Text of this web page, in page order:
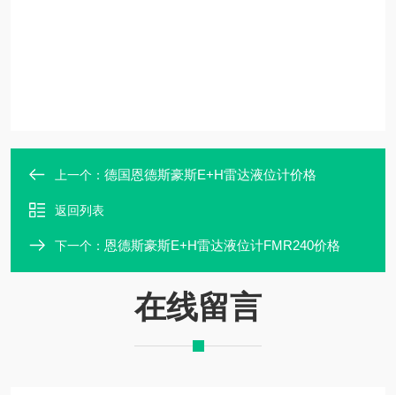
上一个： 德国恩德斯豪斯E+H雷达液位计价格
返回列表
下一个： 恩德斯豪斯E+H雷达液位计FMR240价格
在线留言